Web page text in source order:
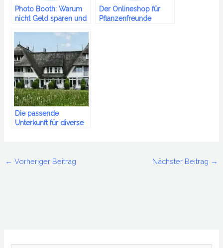
Photo Booth: Warum
nicht Geld sparen und
Der Onlineshop für
Pflanzenfreunde
Die passende
Unterkunft für diverse
← Vorheriger Beitrag Nächster Beitrag →